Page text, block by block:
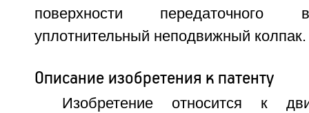
поверхности передаточного
уплотнительный неподвижный колпак.
Описание изобретения к патенту
Изобретение относится к